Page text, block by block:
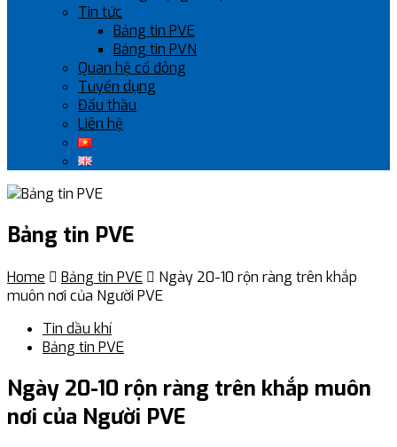
Tin tức
Bảng tin PVE
Bảng tin PVN
Quan hệ cổ đông
Tuyển dụng
Đấu thầu
Liên hệ
Bảng tin PVE
Home  Bảng tin PVE  Ngày 20-10 rộn ràng trên khắp
muôn nơi của Người PVE
Tin dầu khí
Bảng tin PVE
Ngày 20-10 rộn ràng trên khắp muôn
nơi của Người PVE